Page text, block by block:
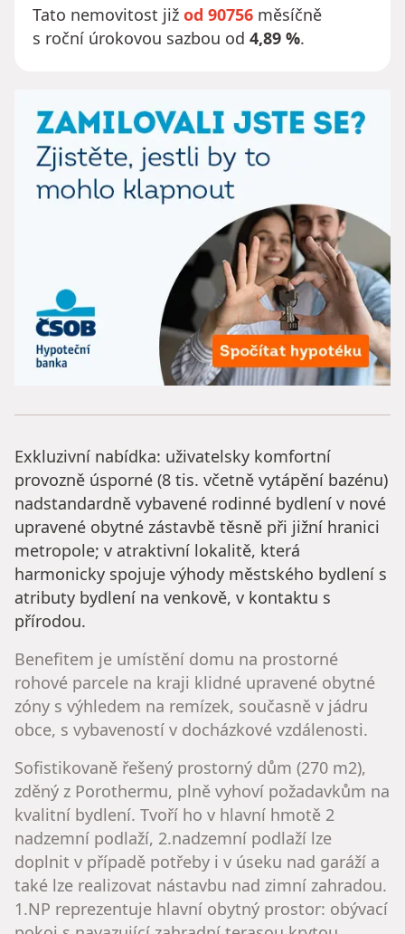
Tato nemovitost již od 90756 měsíčně
s roční úrokovou sazbou od 4,89 %.
Exkluzivní nabídka: uživatelsky komfortní
provozně úsporné (8 tis. včetně vytápění bazénu)
nadstandardně vybavené rodinné bydlení v nové
upravené obytné zástavbě těsně při jižní hranici
metropole; v atraktivní lokalitě, která
harmonicky spojuje výhody městského bydlení s
atributy bydlení na venkově, v kontaktu s
přírodou.
​Benefitem je umístění domu na prostorné
rohové parcele na kraji klidné upravené obytné
zóny s výhledem na remízek, současně v jádru
obce, s vybaveností v docházkové vzdálenosti.
​Sofistikovaně řešený prostorný dům (270 m2),
zděný z Porothermu, plně vyhoví požadavkům na
kvalitní bydlení. Tvoří ho v hlavní hmotě 2
nadzemní podlaží, 2.nadzemní podlaží lze
doplnit v případě potřeby i v úseku nad garáží a
také lze realizovat nástavbu nad zimní zahradou.
1.NP reprezentuje hlavní obytný prostor: obývací